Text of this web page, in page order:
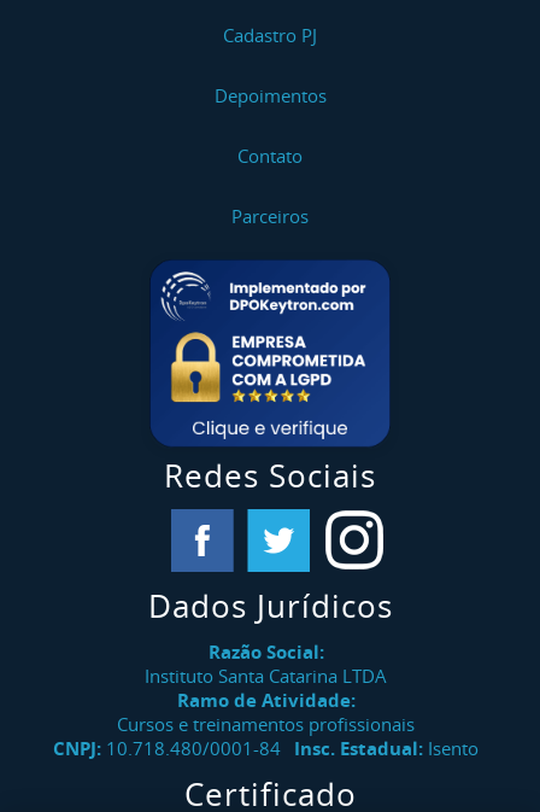
Cadastro PJ
Depoimentos
Contato
Parceiros
Redes Sociais
Dados Jurídicos
Razão Social:
Instituto Santa Catarina LTDA
Ramo de Atividade:
Cursos e treinamentos profissionais
CNPJ: 10.718.480/0001-84 Insc. Estadual: Isento
Certificado